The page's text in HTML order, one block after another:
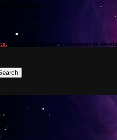
kontaktovat.
je největší tuzemský e-commerce